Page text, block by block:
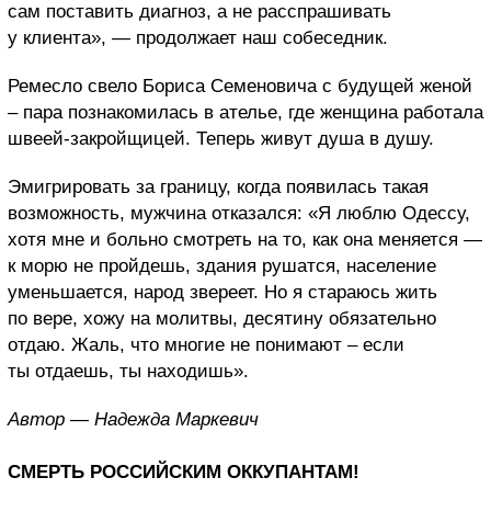
сам поставить диагноз, а не расспрашивать
у клиента», — продолжает наш собеседник.
Ремесло свело Бориса Семеновича с будущей женой
– пара познакомилась в ателье, где женщина работала
швеей-закройщицей. Теперь живут душа в душу.
Эмигрировать за границу, когда появилась такая
возможность, мужчина отказался: «Я люблю Одессу,
хотя мне и больно смотреть на то, как она меняется —
к морю не пройдешь, здания рушатся, население
уменьшается, народ звереет. Но я стараюсь жить
по вере, хожу на молитвы, десятину обязательно
отдаю. Жаль, что многие не понимают – если
ты отдаешь, ты находишь».
Автор — Надежда Маркевич
СМЕРТЬ РОССИЙСКИМ ОККУПАНТАМ!